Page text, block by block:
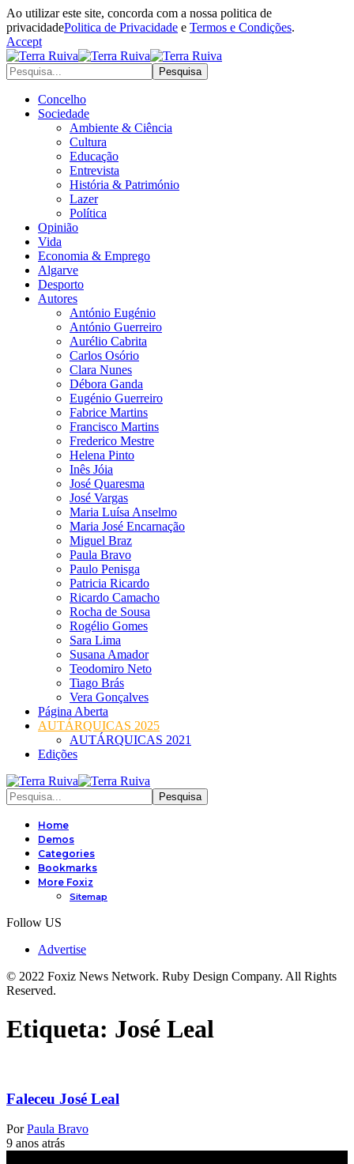
Ao utilizar este site, concorda com a nossa politica de
privacidadePolitica de Privacidade e Termos e Condições.
Accept
Concelho
Sociedade
Ambiente & Ciência
Cultura
Educação
Entrevista
História & Património
Lazer
Política
Opinião
Vida
Economia & Emprego
Algarve
Desporto
Autores
António Eugénio
António Guerreiro
Aurélio Cabrita
Carlos Osório
Clara Nunes
Débora Ganda
Eugénio Guerreiro
Fabrice Martins
Francisco Martins
Frederico Mestre
Helena Pinto
Inês Jóia
José Quaresma
José Vargas
Maria Luísa Anselmo
Maria José Encarnação
Miguel Braz
Paula Bravo
Paulo Penisga
Patricia Ricardo
Ricardo Camacho
Rocha de Sousa
Rogélio Gomes
Sara Lima
Susana Amador
Teodomiro Neto
Tiago Brás
Vera Gonçalves
Página Aberta
AUTÁRQUICAS 2025
AUTÁRQUICAS 2021
Edições
Home
Demos
Categories
Bookmarks
More Foxiz
Sitemap
Follow US
Advertise
© 2022 Foxiz News Network. Ruby Design Company. All Rights
Reserved.
Etiqueta: José Leal
Faleceu José Leal
Por Paula Bravo
9 anos atrás